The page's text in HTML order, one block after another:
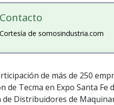
Contacto
Cortesía de somosindustria.com
de más de 250
de Tecma en Expo Santa
de Distribuidores de